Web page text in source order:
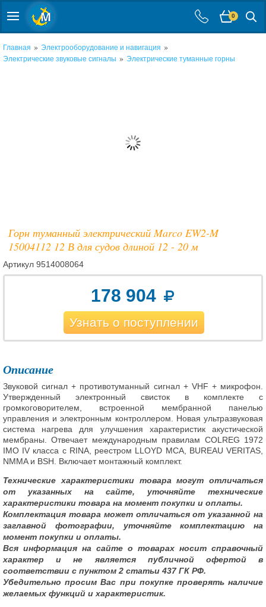
0
Главная » Электрооборудование и навигация »
Электрические звуковые сигналы » Электрические туманные горны
Горн туманный электрический Marco EW2-M
15004112 12 В для судов длиной 12 - 20 м
Артикул 9514008064
178 904
Узнать о поступлении
Описание
Звуковой сигнал + противотуманный сигнал + VHF + микрофон.
Утвержденный электронный свисток в комплекте с
громкоговорителем, встроенной мембранной панелью
управления и электронным контроллером. Новая ультразвуковая
система нагрева для улучшения характеристик акустической
мембраны. Отвечает международным правилам COLREG 1972
IMO IV класса с RINA, реестром LLOYD MCA, BUREAU VERITAS,
NMMA и BSH. Включает монтажный комплект.
Технические характеристики товара могут отличаться
от указанных на сайте, уточняйте технические
характеристики товара на момент покупки и оплаты.
Комплектация товара может отличаться от указанной на
заглавной фотографии, уточняйте комплектацию на
момент покупки и оплаты.
Вся информация на сайте о товарах носит справочный
характер и не является публичной офертой в
соответствии с пунктом 2 статьи 437 ГК РФ.
Убедительно просим Вас при покупке проверять наличие
желаемых функций и характеристик.